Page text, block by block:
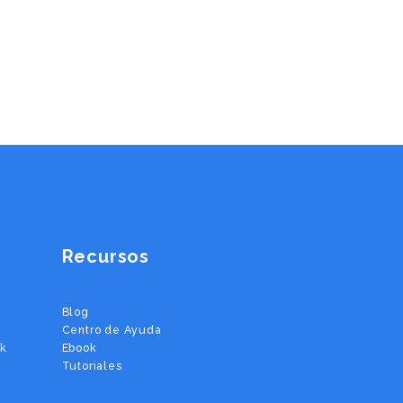
Recursos
Blog
Centro de Ayuda
Ebook
Tutoriales